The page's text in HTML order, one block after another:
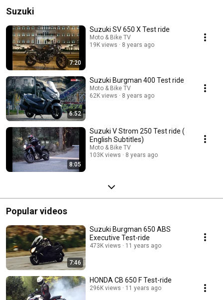
Suzuki
7:20
Suzuki SV 650 X Test ride
Moto & Bike TV
19K views
8 years ago
6:52
Suzuki Burgman 400 Test ride
Moto & Bike TV
62K views
8 years ago
8:05
Suzuki V Strom 250 Test ride (
English Subtitles)
Moto & Bike TV
103K views
8 years ago
Popular videos
7:46
Suzuki Burgman 650 ABS
Executive Test-ride
473K views 11 years ago
HONDA CB 650 F Test-ride
296K views 11 years ago